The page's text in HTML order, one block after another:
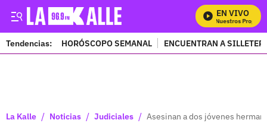
EN VIVO
Mira Todos Nuestros
Tendencias: HORÓSCOPO SEMANAL ENCUENTRAN A
La Kalle / Noticias / Judiciales / Asesinan a dos jóvenes